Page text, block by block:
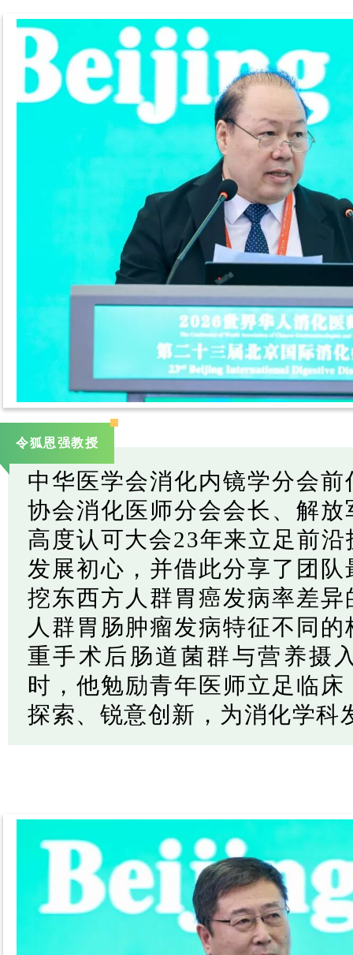
令狐恩强教授
中华医学会消化内镜学分会
协会消化医师分会会长、解
高度认可大会23年来立足前
发展初心，并借此分享了团
挖东西方人群胃癌发病率差
人群胃肠肿瘤发病特征不同
重手术后肠道菌群与营养摄
时，他勉励青年医师立足临
探索、锐意创新，为消化学科